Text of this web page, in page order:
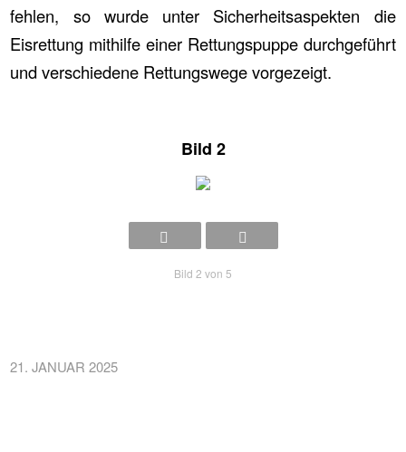
fehlen, so wurde unter Sicherheitsaspekten die
Eisrettung mithilfe einer Rettungspuppe durchgeführt
und verschiedene Rettungswege vorgezeigt.
Bild 2
Bild 2 von 5
21. JANUAR 2025